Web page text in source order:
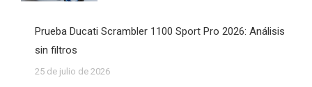
Prueba Ducati Scrambler 1100 Sport Pro 2026: Análisis
sin filtros
25 de julio de 2026